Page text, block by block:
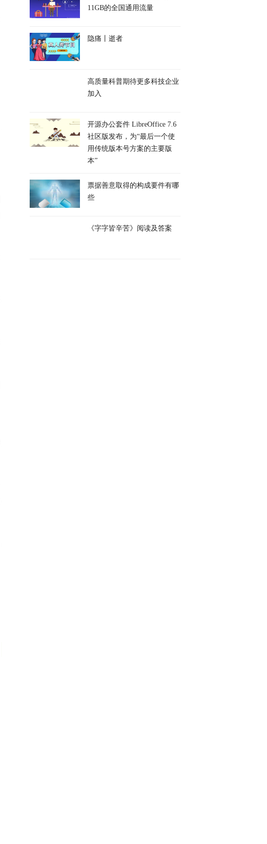
11GB的全国通用流量
隐痛丨逝者
高质量科普期待更多科技企业
加入
开源办公套件 LibreOffice 7.6
社区版发布，为“最后一个使
用传统版本号方案的主要版
本”
票据善意取得的构成要件有哪
些
《字字皆辛苦》阅读及答案